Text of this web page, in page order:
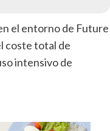
el entorno de Future
coste total de
intensivo de